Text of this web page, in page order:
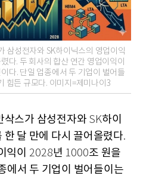
삼성전자와 SK하이닉스의 영업이익
다. 두 회사의 합산 연간 영업이익이
다. 단일 업종에서 두 기업이 벌어들
힘든 규모다. 이미지=제미나이3
삭스가 삼성전자와 SK하이
달 만에 다시 끌어올렸다.
익이 2028년 1000조 원을
에서 두 기업이 벌어들이는